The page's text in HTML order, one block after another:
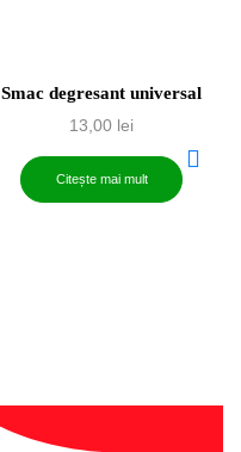
Smac degresant universal
13,00 lei
Citește mai mult